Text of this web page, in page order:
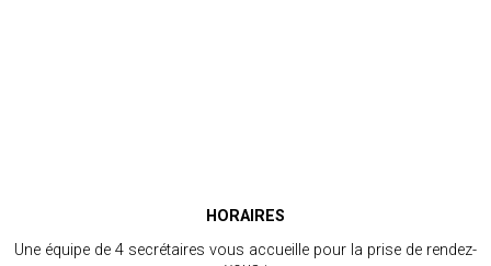
HORAIRES
Une équipe de 4 secrétaires vous accueille pour la prise de rendez-